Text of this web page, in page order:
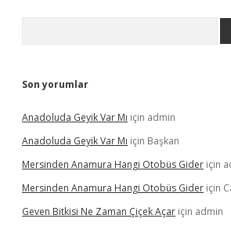
Son yorumlar
Anadoluda Geyik Var Mı için admin
Anadoluda Geyik Var Mı için Başkan
Mersinden Anamura Hangi Otobüs Gider için
Mersinden Anamura Hangi Otobüs Gider için
Geven Bitkisi Ne Zaman Çiçek Açar için admin